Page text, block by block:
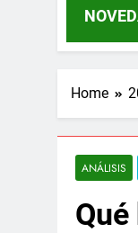
Home
ANÁLISIS